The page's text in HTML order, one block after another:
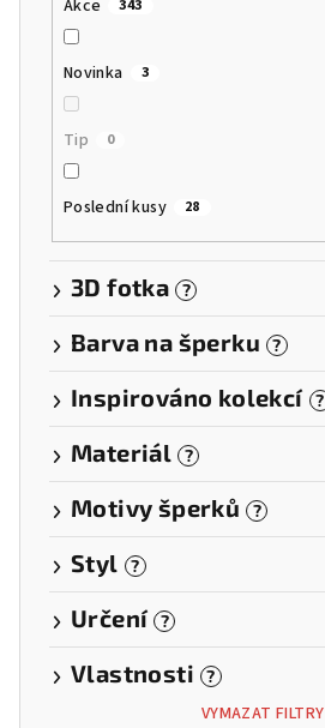
Akce 343
Novinka 3
Tip 0
Poslední kusy 28
3D fotka ?
Barva na šperku ?
Inspirováno kolekcí ?
Materiál ?
Motivy šperků ?
Styl ?
Určení ?
Vlastnosti ?
VYMAZAT FILTRY